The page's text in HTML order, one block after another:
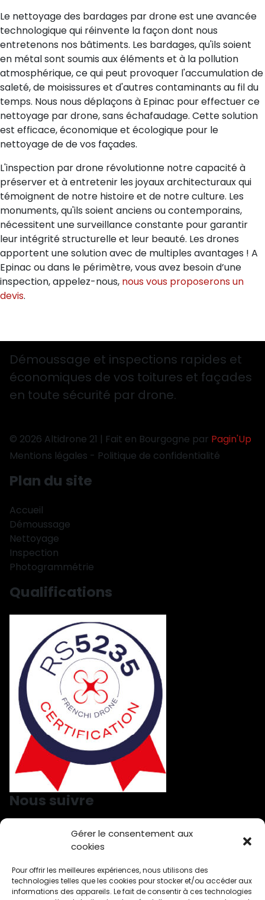
Gérer le consentement aux
cookies
Pour offrir les meilleures expériences, nous utilisons des
technologies telles que les cookies pour stocker et/ou accéder aux
informations des appareils. Le fait de consentir à ces technologies
Le nettoyage des bardages par drone est une avancée
technologique qui réinvente la façon dont nous
entretenons nos bâtiments. Les bardages, qu'ils soient
en métal sont soumis aux éléments et à la pollution
atmosphérique, ce qui peut provoquer l'accumulation de
saleté, de moisissures et d'autres contaminants au fil du
temps. Nous nous déplaçons à Epinac pour effectuer ce
nettoyage par drone, sans échafaudage. Cette solution
est efficace, économique et écologique pour le
nettoyage de de vos façades.
L'inspection par drone révolutionne notre capacité à
préserver et à entretenir les joyaux architecturaux qui
témoignent de notre histoire et de notre culture. Les
monuments, qu'ils soient anciens ou contemporains,
nécessitent une surveillance constante pour garantir
leur intégrité structurelle et leur beauté. Les drones
apportent une solution avec de multiples avantages ! A
Epinac ou dans le périmètre, vous avez besoin d’une
inspection, appelez-nous, nous vous proposerons un
devis.
Démoussage et inspections rapides et
économiques de vos toitures et façades
en toute sécurité par drone.
© 2026 Altidrone 21 | Fait en Bourgogne par Pagin'Up
Mentions légales - Politique de confidentialité
Plan du site
Accueil
Démoussage
Nettoyage
Inspection
Photogrammétrie
Qualifications
Nous suivre
Nous suivre sur LinkedIn
Nous suivre sur Facebook
Démoussage à AhuyToiture démoussage par drone Aiserey
Traitement bardage à ArboisArnay le Duc – Drone traitement